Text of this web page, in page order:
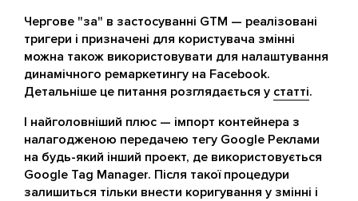
Чергове "за" в застосуванні GTM — реалізовані
тригери і призначені для користувача змінні
можна також використовувати для налаштування
динамічного ремаркетингу на Facebook.
Детальніше це питання розглядається у статті.
І найголовніший плюс — імпорт контейнера з
налагодженою передачею тегу Google Реклами
на будь-який інший проект, де використовується
Google Tag Manager. Після такої процедури
залишиться тільки внести коригування у змінні і